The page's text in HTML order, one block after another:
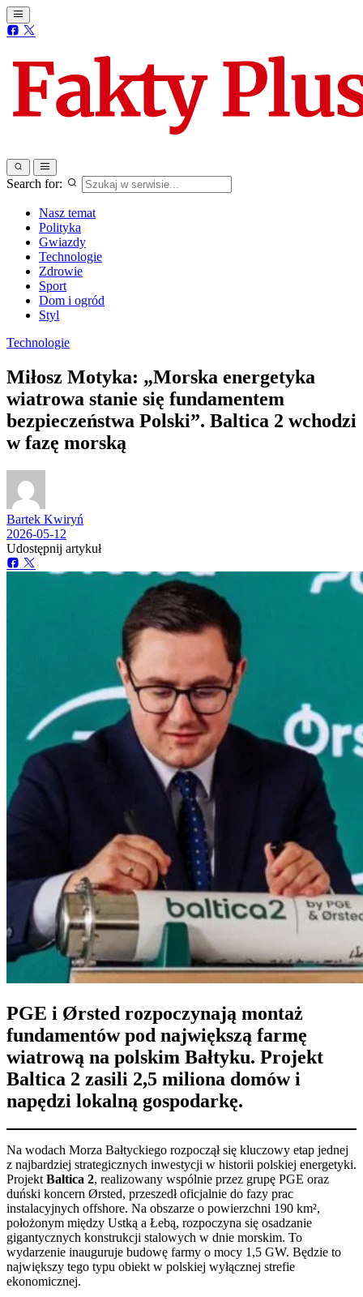
Search for:
Nasz temat
Polityka
Gwiazdy
Technologie
Zdrowie
Sport
Dom i ogród
Styl
Technologie
Miłosz Motyka: „Morska energetyka
wiatrowa stanie się fundamentem
bezpieczeństwa Polski”. Baltica 2 wchodzi
w fazę morską
Bartek Kwiryń
2026-05-12
Udostępnij artykuł
PGE i Ørsted rozpoczynają montaż
fundamentów pod największą farmę
wiatrową na polskim Bałtyku. Projekt
Baltica 2 zasili 2,5 miliona domów i
napędzi lokalną gospodarkę.
Na wodach Morza Bałtyckiego rozpoczął się kluczowy etap jednej
z najbardziej strategicznych inwestycji w historii polskiej energetyki.
Projekt Baltica 2, realizowany wspólnie przez grupę PGE oraz
duński koncern Ørsted, przeszedł oficjalnie do fazy prac
instalacyjnych offshore. Na obszarze o powierzchni 190 km²,
położonym między Ustką a Łebą, rozpoczyna się osadzanie
gigantycznych konstrukcji stalowych w dnie morskim. To
wydarzenie inauguruje budowę farmy o mocy 1,5 GW. Będzie to
największy tego typu obiekt w polskiej wyłącznej strefie
ekonomicznej.